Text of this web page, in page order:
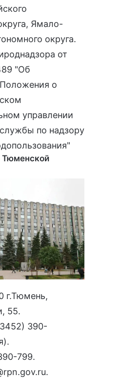
Ямало-
округа.
от
"Об
о
управлении
по надзору
"
Тюменской
г.Тюмень,
55.
390-
799.
.